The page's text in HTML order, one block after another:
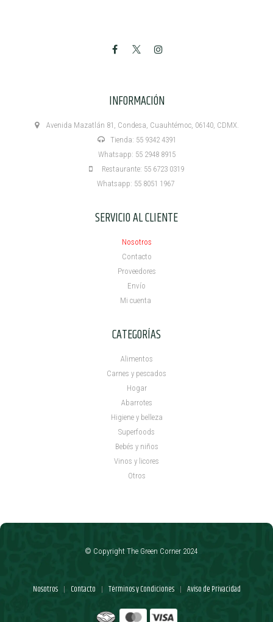
INFORMACIÓN
Avenida Mazatlán 81, Condesa, Cuauhtémoc, 06140, CDMX.
Tienda: 55 9342 4391
Whatsapp: 55 2948 8915
Restaurante: 55 6723 0319
Whatsapp: 55 8051 1967
SERVICIO AL CLIENTE
Nosotros
Contacto
Proveedores
Envío
Mi cuenta ​
CATEGORÍAS
Alimentos
Carnes y pescados
Hogar
Abarrotes
Higiene y belleza
Superfoods
Bebés y niños
Vinos y licores
Otros
Nosotros | Contacto | Términos y Condiciones | Aviso de Privacidad
© Copyright The Green Corner 2024